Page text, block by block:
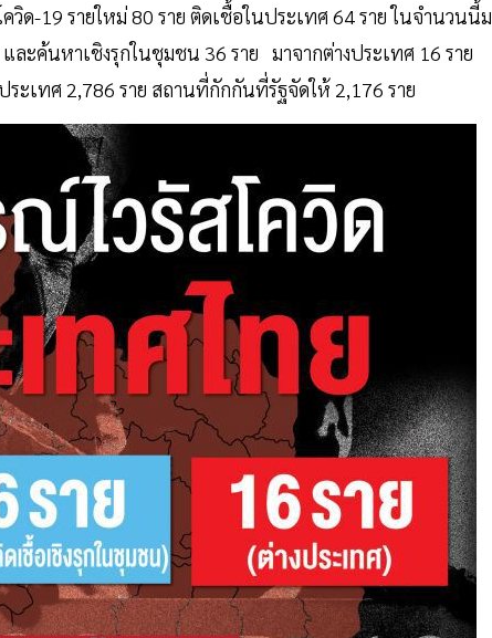
ด-19 รายใหม่ 80 ราย ติดเชื้อในประเทศ 64 ราย ในจำนวนนี้
ละค้นหาเชิงรุกในชุมชน 36 ราย มาจากต่างประเทศ 16 ราย
ะเทศ 2,786 ราย สถานที่กักกันที่รัฐจัดให้ 2,176 ราย